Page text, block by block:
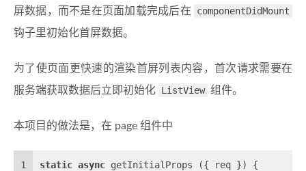
屏数据，而不是在页面加载完成后在
componentDidMount
钩子里初始化首屏数据。
为了使页面更快速的渲染首屏列表内容，首次请求需要在
服务端获取数据后立即初始化 ListView 组件。
本项目的做法是，在 page 组件中
1
static async getInitialProps ({ req }) {